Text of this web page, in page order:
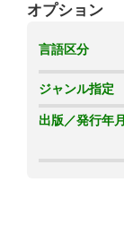
オプション
言語区分
ジャンル指定
出版／発行年月